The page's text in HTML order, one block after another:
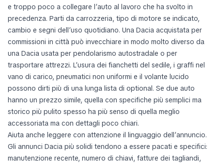
e troppo poco a collegare l’auto al lavoro che ha svolto in
precedenza. Parti da carrozzeria, tipo di motore se indicato,
cambio e segni dell’uso quotidiano. Una Dacia acquistata per
commissioni in città può invecchiare in modo molto diverso da
una Dacia usata per pendolarismo autostradale o per
trasportare attrezzi. L’usura dei fianchetti del sedile, i graffi nel
vano di carico, pneumatici non uniformi e il volante lucido
possono dirti più di una lunga lista di optional. Se due auto
hanno un prezzo simile, quella con specifiche più semplici ma
storico più pulito spesso ha più senso di quella meglio
accessoriata ma con dettagli poco chiari.
Aiuta anche leggere con attenzione il linguaggio dell’annuncio.
Gli annunci Dacia più solidi tendono a essere pacati e specifici:
manutenzione recente, numero di chiavi, fatture dei tagliandi,